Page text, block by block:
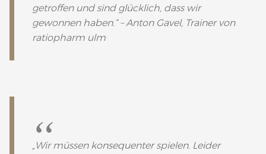
getroffen und sind glücklich, dass wir
gewonnen haben.“ – Anton Gavel, Trainer von
ratiopharm ulm
„Wir müssen konsequenter spielen. Leider